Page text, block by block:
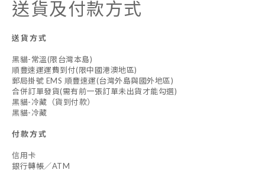
送貨及付款方式
送貨方式
黑貓-常溫(限台灣本島)
順豐速運運費到付(限中國港澳地區)
郵局掛號 EMS 順豐速運(台灣外島與國外地區)
合併訂單發貨(需有前一張訂單未出貨才能勾選)
黑貓-冷藏（貨到付款）
黑貓-冷藏
付款方式
信用卡
銀行轉帳／ATM